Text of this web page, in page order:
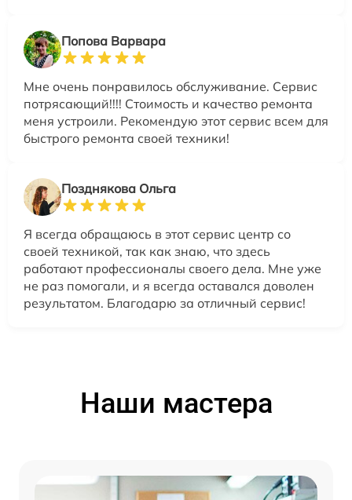
Попова Варвара
Мне очень понравилось обслуживание. Сервис
потрясающий!!!! Стоимость и качество ремонта
меня устроили. Рекомендую этот сервис всем для
быстрого ремонта своей техники!
Позднякова Ольга
Я всегда обращаюсь в этот сервис центр со
своей техникой, так как знаю, что здесь
работают профессионалы своего дела. Мне уже
не раз помогали, и я всегда оставался доволен
результатом. Благодарю за отличный сервис!
Наши мастера